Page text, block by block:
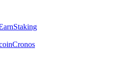
Staking
Cronos